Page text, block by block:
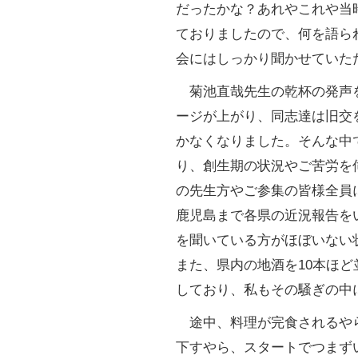
だったかな？あれやこれや
ておりましたので、何を語
会にはしっかり聞かせていた
菊池直哉先生の乾杯の発声
ージが上がり、同志達は旧
かなくなりました。そんな
り、創生期の状況やご苦労
の先生方やご参集の皆様全
鹿児島まで各県の近況報告
を聞いている方がほぼいな
また、県内の地酒を10本ほ
しており、私もその騒ぎの
途中、料理が完食されるや
下すやら、スタートでつま